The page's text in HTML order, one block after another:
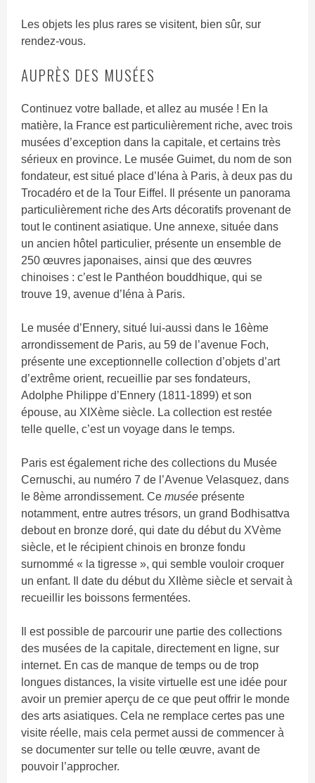
Les objets les plus rares se visitent, bien sûr, sur
rendez-vous.
AUPRÈS DES MUSÉES
Continuez votre ballade, et allez au musée ! En la
matière, la France est particulièrement riche, avec trois
musées d’exception dans la capitale, et certains très
sérieux en province. Le musée Guimet, du nom de son
fondateur, est situé place d’Iéna à Paris, à deux pas du
Trocadéro et de la Tour Eiffel. Il présente un panorama
particulièrement riche des Arts décoratifs provenant de
tout le continent asiatique. Une annexe, située dans
un ancien hôtel particulier, présente un ensemble de
250 œuvres japonaises, ainsi que des œuvres
chinoises : c’est le Panthéon bouddhique, qui se
trouve 19, avenue d’Iéna à Paris.
Le musée d’Ennery, situé lui-aussi dans le 16ème
arrondissement de Paris, au 59 de l’avenue Foch,
présente une exceptionnelle collection d’objets d’art
d’extrême orient, recueillie par ses fondateurs,
Adolphe Philippe d’Ennery (1811-1899) et son
épouse, au XIXème siècle. La collection est restée
telle quelle, c’est un voyage dans le temps.
Paris est également riche des collections du Musée
Cernuschi, au numéro 7 de l’Avenue Velasquez, dans
le 8ème arrondissement. Cemusée présente
notamment, entre autres trésors, un grand Bodhisattva
debout en bronze doré, qui date du début du XVème
siècle, et le récipient chinois en bronze fondu
surnommé « la tigresse », qui semble vouloir croquer
un enfant. Il date du début du XIIème siècle et servait à
recueillir les boissons fermentées.
Il est possible de parcourir une partie des collections
des musées de la capitale, directement en ligne, sur
internet. En cas de manque de temps ou de trop
longues distances, la visite virtuelle est une idée pour
avoir un premier aperçu de ce que peut offrir le monde
des arts asiatiques. Cela ne remplace certes pas une
visite réelle, mais cela permet aussi de commencer à
se documenter sur telle ou telle œuvre, avant de
pouvoir l’approcher.